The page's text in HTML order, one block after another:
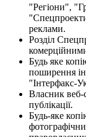
"Регіони",
реклами.
Розділ
Будь яке
поширення
"Інтерфакс-
Власник веб-
публікації.
Будь-яке